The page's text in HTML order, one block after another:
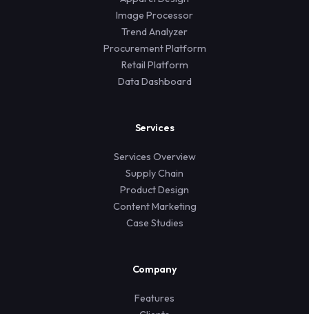
Image Processor
Trend Analyzer
Procurement Platform
Retail Platform
Data Dashboard
Services
Services Overview
Supply Chain
Product Design
Content Marketing
Case Studies
Company
Features